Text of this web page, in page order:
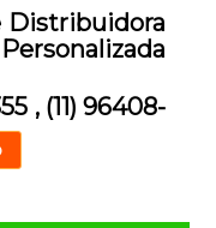
Distribuidora
, (11) 96408-